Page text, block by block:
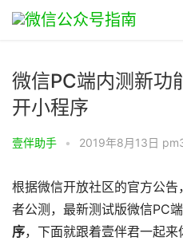
微信PC端内测新功
开小程序
壹伴助手 • 2019年8月13日
根据微信开放社区的官方公
者公测，最新测试版微信PC
序，下面就跟着壹伴君一起来